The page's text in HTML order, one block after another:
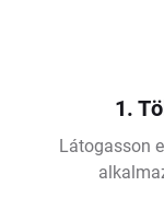
1.
Látogasson